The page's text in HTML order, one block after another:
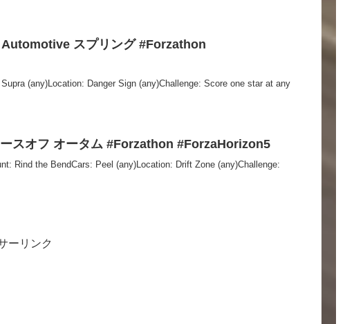
スプリング #Forzathon
(any)Location: Danger Sign (any)Challenge: Score one star at any
スオフ オータム #Forzathon #ForzaHorizon5
Rind the BendCars: Peel (any)Location: Drift Zone (any)Challenge:
ーリンク